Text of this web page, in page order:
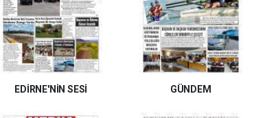
EDİRNE'NİN SESİ GÜNDEM